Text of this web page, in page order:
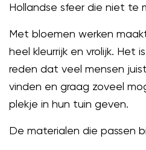
Hollandse sfeer die niet te
Met bloemen werken
heel kleurrijk en vrolijk. Het
reden dat veel mensen
vinden en graag zoveel
plekje in hun tuin geven.
De materialen die passen